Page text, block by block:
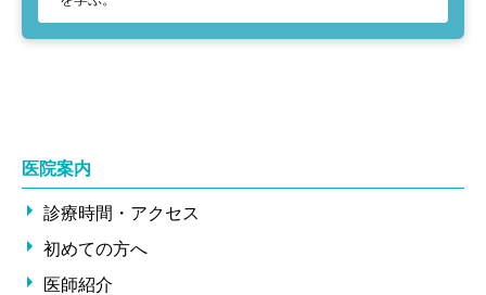
医院案内
診療時間・アクセス
初めての方へ
医師紹介